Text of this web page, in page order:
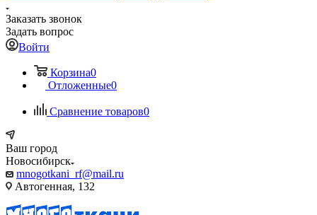
Заказать звонок
Задать вопрос
Войти
Корзина0
Отложенные0
Сравнение товаров0
Ваш город
Новосибирск
mnogotkani_rf@mail.ru
Автогенная, 132